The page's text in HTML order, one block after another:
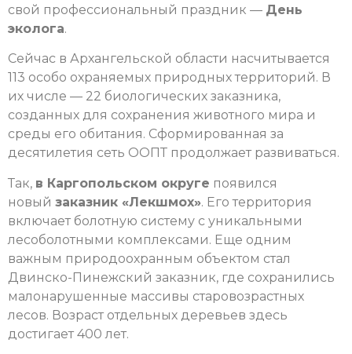
свой профессиональный праздник — День
эколога.
Сейчас в Архангельской области насчитывается
113 особо охраняемых природных территорий. В
их числе — 22 биологических заказника,
созданных для сохранения животного мира и
среды его обитания. Сформированная за
десятилетия сеть ООПТ продолжает развиваться.
Так, в Каргопольском округе появился
новый заказник «Лекшмох». Его территория
включает болотную систему с уникальными
лесоболотными комплексами. Еще одним
важным природоохранным объектом стал
Двинско-Пинежский заказник, где сохранились
малонарушенные массивы старовозрастных
лесов. Возраст отдельных деревьев здесь
достигает 400 лет.